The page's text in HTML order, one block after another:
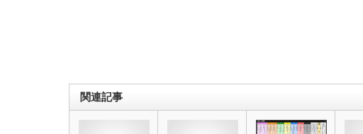
関連記事